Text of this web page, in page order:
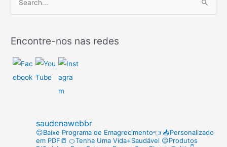
q
u
Encontre-nos nas redes
saudenawebbr
😊Baixe Programa de Emagrecimento👈 📥Personalizado
em PDF📒 🍊Tenha Uma Vida+Saudável 😉Produtos